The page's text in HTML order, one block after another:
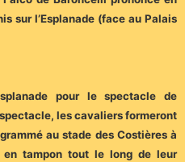
sur l’Esplanade (face au Palais
pour le spectacle de
les cavaliers formeront
au stade des Costières à
tampon tout le long de leur